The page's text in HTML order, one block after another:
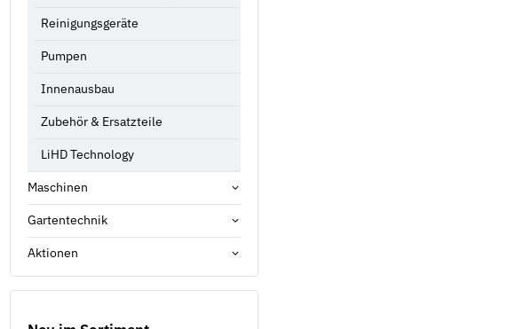
Reinigungsgeräte
Pumpen
Innenausbau
Zubehör & Ersatzteile
LiHD Technology
Maschinen
Gartentechnik
Aktionen